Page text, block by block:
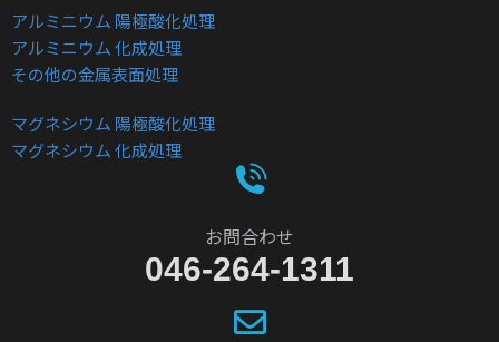
アルミニウム 陽極酸化処理
アルミニウム 化成処理
その他の金属表面処理
マグネシウム 陽極酸化処理
マグネシウム 化成処理
お問合わせ
046-264-1311